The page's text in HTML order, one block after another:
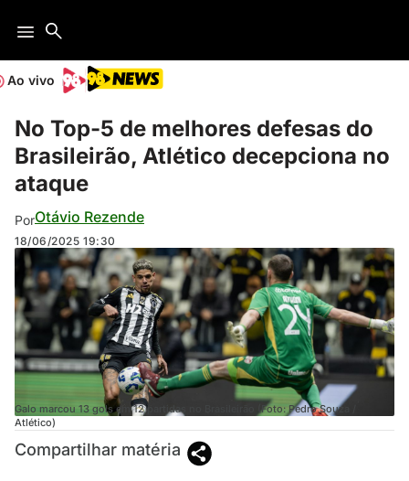
Ao vivo
No Top-5 de melhores defesas do
Brasileirão, Atlético decepciona no
ataque
PorOtávio Rezende
18/06/2025 19:30
Galo marcou 13 gols em 12 partidas no Brasileirão (Foto: Pedro Souza /
Atlético)
Compartilhar matéria